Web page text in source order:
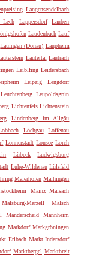
Langensendelbach
Lappersdorf
Lauben
Laudenbach Lauf
Lauingen (Donau) Laupheim
Lautertal Lautrach
Leiblfing Leidersbach
Leipzig
Lengdorf
Leuchtenberg Leupoldsgrün
Lichtenfels Lichtenstein
Lindenberg im Allgäu
Löchgau
Loffenau
Lonnerstadt Lonsee Lorch
Lübeck
Ludwigsburg
Luhe-Wildenau Lülsfeld
Maierhöfen Maihingen
Mainz Maisach
Malsburg-Marzell
Malsch
Manderscheid
Mannheim
Markdorf Markgröningen
Erlbach Markt Indersdorf
Marktbergel Marktbreit